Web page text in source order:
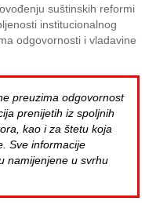
suštinskih reformi
institucionalnog
odgovornosti i vladavine
preuzima odgovornost
prenijetih iz spoljnih
kao i za štetu koja
Sve informacije
namijenjene u svrhu